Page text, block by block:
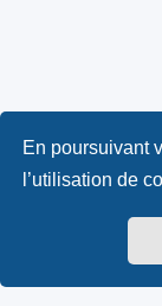
En poursuivant
l’utilisation de